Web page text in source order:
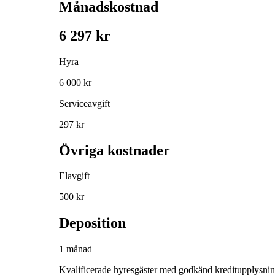
Månadskostnad
6 297 kr
Hyra
6 000 kr
Serviceavgift
297 kr
Övriga kostnader
Elavgift
500 kr
Deposition
1 månad
Kvalificerade hyresgäster med godkänd